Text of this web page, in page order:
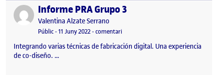
Publicat perInforme PRA Grupo 3
Publicat per
Valentina Alzate Serrano
Visibilitat:
Públic-Data de publicació
11 Juny 2022-comentariel Informe PRA Grupo 3
Integrando varias técnicas de fabricación digital. Una experiencia
de co-diseño. …